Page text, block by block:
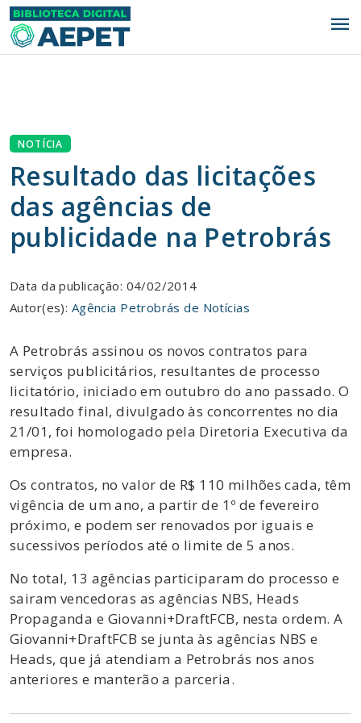
menu
NOTÍCIA
Resultado das licitações
das agências de
publicidade na Petrobrás
Data da publicação: 04/02/2014
Autor(es): Agência Petrobrás de Notícias
A Petrobrás assinou os novos contratos para
serviços publicitários, resultantes de processo
licitatório, iniciado em outubro do ano passado. O
resultado final, divulgado às concorrentes no dia
21/01, foi homologado pela Diretoria Executiva da
empresa.
Os contratos, no valor de R$ 110 milhões cada, têm
vigência de um ano, a partir de 1º de fevereiro
próximo, e podem ser renovados por iguais e
sucessivos períodos até o limite de 5 anos.
No total, 13 agências participaram do processo e
sairam vencedoras as agências NBS, Heads
Propaganda e Giovanni+DraftFCB, nesta ordem. A
Giovanni+DraftFCB se junta às agências NBS e
Heads, que já atendiam a Petrobrás nos anos
anteriores e manterão a parceria.